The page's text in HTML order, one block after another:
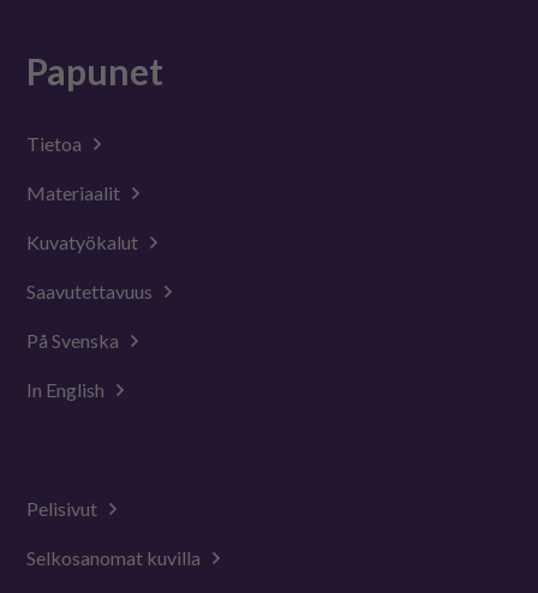
Papunet
Tietoa
Materiaalit
Kuvatyökalut
Saavutettavuus
På Svenska
In English
Pelisivut
Selkosanomat kuvilla